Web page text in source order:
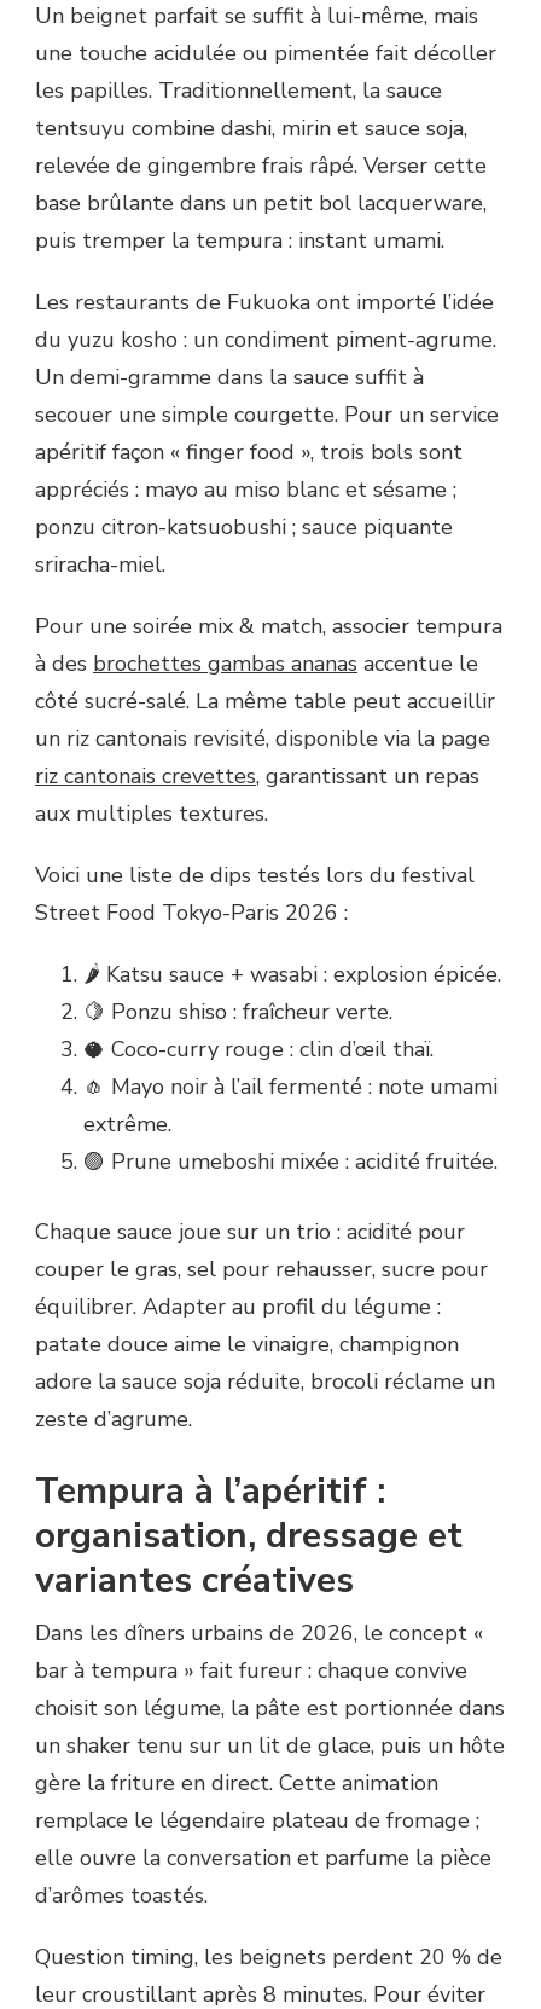
Un beignet parfait se suffit à lui-même, mais
une touche acidulée ou pimentée fait décoller
les papilles. Traditionnellement, la sauce
tentsuyu combine dashi, mirin et sauce soja,
relevée de gingembre frais râpé. Verser cette
base brûlante dans un petit bol lacquerware,
puis tremper la tempura : instant umami.
Les restaurants de Fukuoka ont importé l’idée
du yuzu kosho : un condiment piment-agrume.
Un demi-gramme dans la sauce suffit à
secouer une simple courgette. Pour un service
apéritif façon « finger food », trois bols sont
appréciés : mayo au miso blanc et sésame ;
ponzu citron-katsuobushi ; sauce piquante
sriracha-miel.
Pour une soirée mix & match, associer tempura
à des brochettes gambas ananas accentue le
côté sucré-salé. La même table peut accueillir
un riz cantonais revisité, disponible via la page
riz cantonais crevettes, garantissant un repas
aux multiples textures.
Voici une liste de dips testés lors du festival
Street Food Tokyo-Paris 2026 :
🌶️ Katsu sauce + wasabi : explosion épicée.
🍋 Ponzu shiso : fraîcheur verte.
🥥 Coco-curry rouge : clin d’œil thaï.
🧄 Mayo noir à l’ail fermenté : note umami
extrême.
🟣 Prune umeboshi mixée : acidité fruitée.
Chaque sauce joue sur un trio : acidité pour
couper le gras, sel pour rehausser, sucre pour
équilibrer. Adapter au profil du légume :
patate douce aime le vinaigre, champignon
adore la sauce soja réduite, brocoli réclame un
zeste d’agrume.
Tempura à l’apéritif :
organisation, dressage et
variantes créatives
Dans les dîners urbains de 2026, le concept «
bar à tempura » fait fureur : chaque convive
choisit son légume, la pâte est portionnée dans
un shaker tenu sur un lit de glace, puis un hôte
gère la friture en direct. Cette animation
remplace le légendaire plateau de fromage ;
elle ouvre la conversation et parfume la pièce
d’arômes toastés.
Question timing, les beignets perdent 20 % de
leur croustillant après 8 minutes. Pour éviter